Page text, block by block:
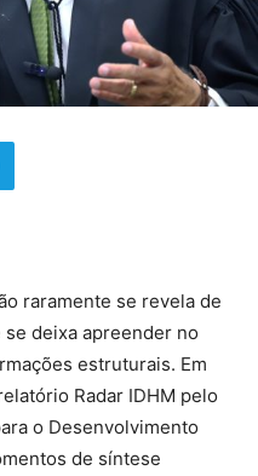
raramente se revela de
deixa apreender no
estruturais. Em
Radar IDHM pelo
o Desenvolvimento
de síntese